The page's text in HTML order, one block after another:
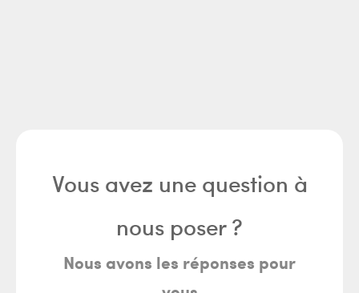
Vous avez une question à
nous poser ?
Nous avons les réponses pour